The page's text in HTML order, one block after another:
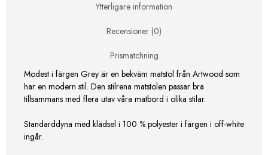
Ytterligare information
Recensioner (0)
Prismatchning
Modest i färgen Grey är en bekväm matstol från Artwood som
har en modern stil. Den stilrena matstolen passar bra
tillsammans med flera utav våra matbord i olika stilar.
Standarddyna med klädsel i 100 % polyester i färgen i off-white
ingår.